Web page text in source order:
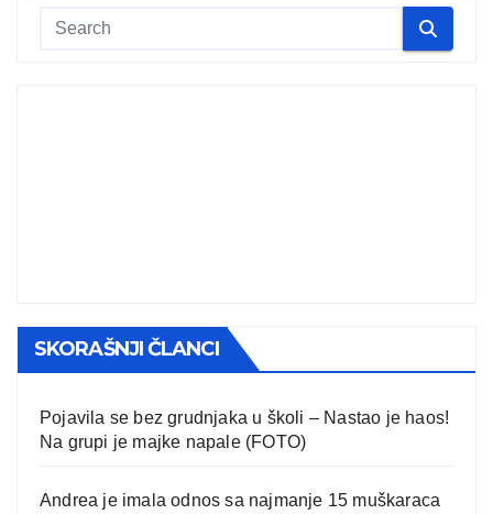
SKORAŠNJI ČLANCI
Pojavila se bez grudnjaka u školi – Nastao je haos!
Na grupi je majke napale (FOTO)
Andrea je imala odnos sa najmanje 15 muškaraca